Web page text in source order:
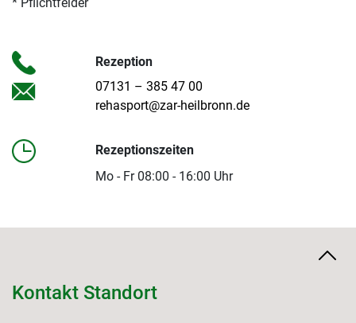
Rezeption
07131 – 385 47 00
rehasport@zar-heilbronn.de
Rezeptionszeiten
Mo - Fr 08:00 - 16:00 Uhr
Kontakt Standort